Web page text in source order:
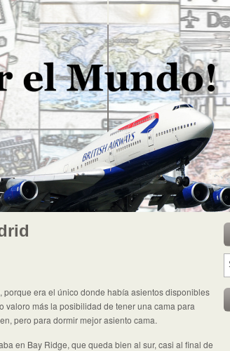
era el único donde había asientos disponibles
valoro más la posibilidad de tener una cama para
pero para dormir mejor asiento cama.
en Bay Ridge, que queda bien al sur, casi al final de